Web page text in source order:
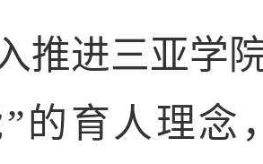
推进三亚学
的育人理念